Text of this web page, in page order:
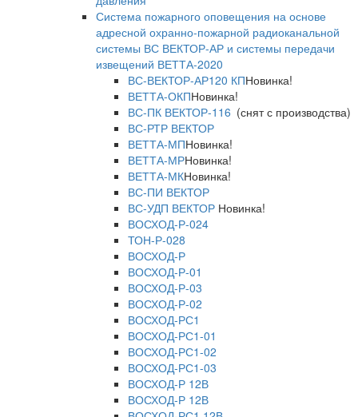
Система пожарного оповещения на основе
адресной охранно-пожарной радиоканальной
системы ВС ВЕКТОР-АР и системы передачи
извещений ВЕТТА-2020
ВС-ВЕКТОР-АР120 КПНовинка!
ВЕТТА-ОКПНовинка!
ВС-ПК ВЕКТОР-116 (снят с производства)
ВС-РТР ВЕКТОР
ВЕТТА-МПНовинка!
ВЕТТА-МРНовинка!
ВЕТТА-МКНовинка!
ВС-ПИ ВЕКТОР
ВС-УДП ВЕКТОР Новинка!
ВОСХОД-Р-024
ТОН-Р-028
ВОСХОД-Р
ВОСХОД-Р-01
ВОСХОД-Р-03
ВОСХОД-Р-02
ВОСХОД-РС1
ВОСХОД-РС1-01
ВОСХОД-РС1-02
ВОСХОД-РС1-03
ВОСХОД-Р 12В
ВОСХОД-Р 12В